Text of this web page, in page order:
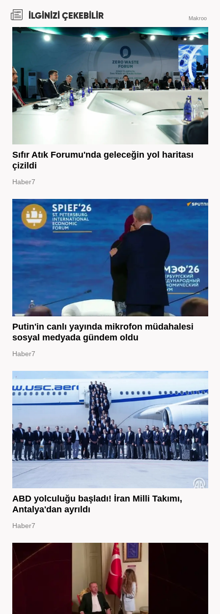
İLGİNİZİ ÇEKEBİLİR Makroo
Sıfır Atık Forumu'nda geleceğin yol haritası
çizildi
Haber7
Putin'in canlı yayında mikrofon müdahalesi
sosyal medyada gündem oldu
Haber7
ABD yolculuğu başladı! İran Milli Takımı,
Antalya'dan ayrıldı
Haber7